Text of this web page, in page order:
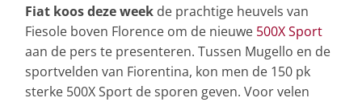
Fiat koos deze week de prachtige heuvels van
Fiesole boven Florence om de nieuwe 500X Sport
aan de pers te presenteren. Tussen Mugello en de
sportvelden van Fiorentina, kon men de 150 pk
sterke 500X Sport de sporen geven. Voor velen